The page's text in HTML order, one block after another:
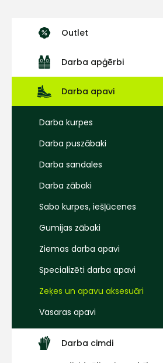
Outlet
Darba apģērbi
Darba apavi
Darba kurpes
Darba puszābaki
Darba sandales
Darba zābaki
Sabo kurpes, iešļūcenes
Gumijas zābaki
Ziemas darba apavi
Specializēti darba apavi
Zeķes un apavu aksesuāri
Vasaras apavi
Darba cimdi